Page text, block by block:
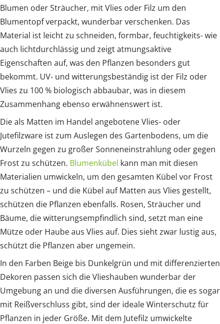
Blumen oder Sträucher, mit Vlies oder Filz um den
Blumentopf verpackt, wunderbar verschenken. Das
Material ist leicht zu schneiden, formbar, feuchtigkeits- wie
auch lichtdurchlässig und zeigt atmungsaktive
Eigenschaften auf, was den Pflanzen besonders gut
bekommt. UV- und witterungsbeständig ist der Filz oder
Vlies zu 100 % biologisch abbaubar, was in diesem
Zusammenhang ebenso erwähnenswert ist.
Die als Matten im Handel angebotene Vlies- oder
Jutefilzware ist zum Auslegen des Gartenbodens, um die
Wurzeln gegen zu großer Sonneneinstrahlung oder gegen
Frost zu schützen. Blumenkübel kann man mit diesen
Materialien umwickeln, um den gesamten Kübel vor Frost
zu schützen – und die Kübel auf Matten aus Vlies gestellt,
schützen die Pflanzen ebenfalls. Rosen, Sträucher und
Bäume, die witterungsempfindlich sind, setzt man eine
Mütze oder Haube aus Vlies auf. Dies sieht zwar lustig aus,
schützt die Pflanzen aber ungemein.
In den Farben Beige bis Dunkelgrün und mit differenzierten
Dekoren passen sich die Vlieshauben wunderbar der
Umgebung an und die diversen Ausführungen, die es sogar
mit Reißverschluss gibt, sind der ideale Winterschutz für
Pflanzen in jeder Größe. Mit dem Jutefilz umwickelte